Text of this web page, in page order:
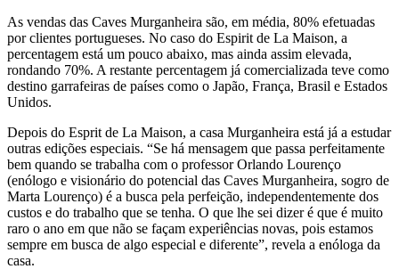
As vendas das Caves Murganheira são, em média, 80% efetuadas
por clientes portugueses. No caso do Espirit de La Maison, a
percentagem está um pouco abaixo, mas ainda assim elevada,
rondando 70%. A restante percentagem já comercializada teve como
destino garrafeiras de países como o Japão, França, Brasil e Estados
Unidos.
Depois do Esprit de La Maison, a casa Murganheira está já a estudar
outras edições especiais. “Se há mensagem que passa perfeitamente
bem quando se trabalha com o professor Orlando Lourenço
(enólogo e visionário do potencial das Caves Murganheira, sogro de
Marta Lourenço) é a busca pela perfeição, independentemente dos
custos e do trabalho que se tenha. O que lhe sei dizer é que é muito
raro o ano em que não se façam experiências novas, pois estamos
sempre em busca de algo especial e diferente”, revela a enóloga da
casa.